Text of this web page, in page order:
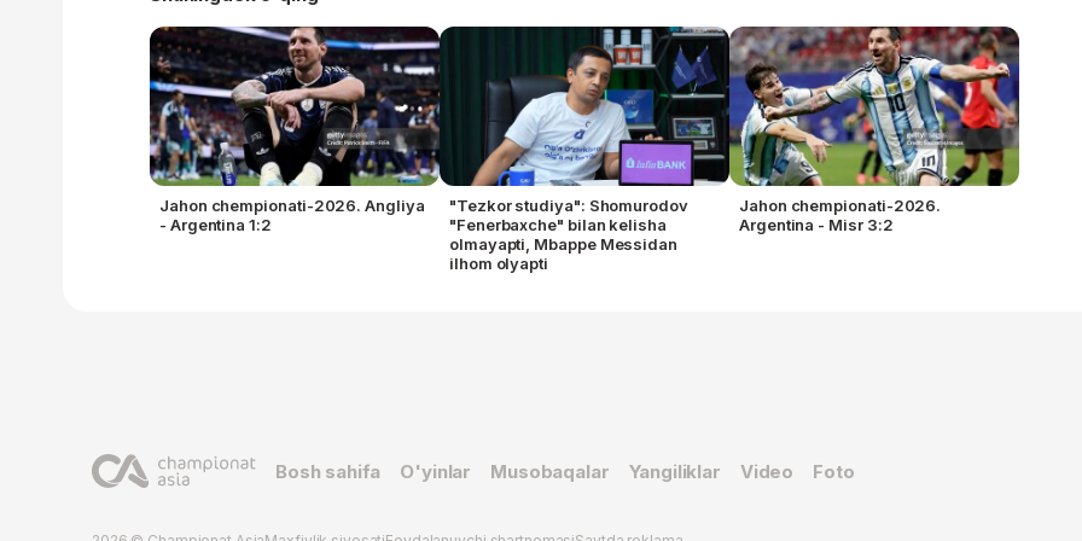
Jahon chempionati-2026. Angliya
- Argentina 1:2
"Tezkor studiya": Shomurodov
"Fenerbaxche" bilan kelisha
olmayapti, Mbappe Messidan
ilhom olyapti
Jahon chempionati-2026.
Argentina - Misr 3:2
Bosh sahifa O'yinlar Musobaqalar Yangiliklar Video Foto